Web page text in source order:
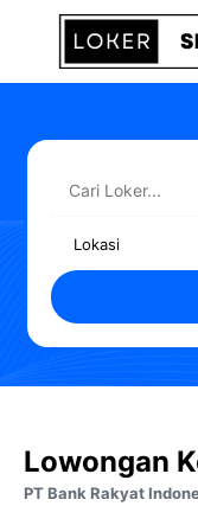
Langsung
Lowongan
PT Bank Rakyat